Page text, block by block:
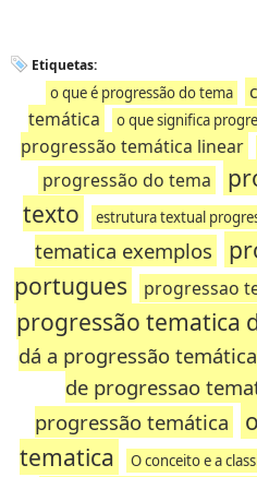
Etiquetas:
o que é progressão do tema
temática
o que significa
progressão temática linear
progressão do tema
texto
estrutura textual
tematica exemplos
portugues
progressao
progressão tematica
dá a progressão
de progressao
progressão temática
tematica
O conceito e a